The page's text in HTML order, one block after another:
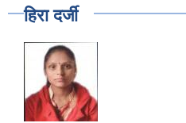
हिरा दर्जी